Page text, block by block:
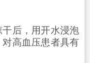
后，用开水浸泡
高血压患者具有